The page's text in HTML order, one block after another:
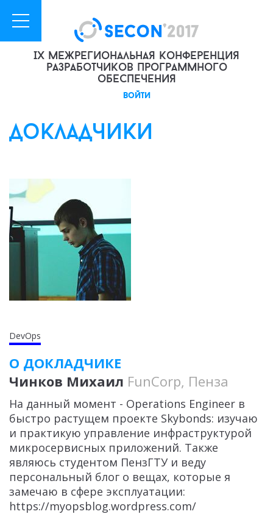
IX межрегиональная конференция
разработчиков программного
обеспечения
войти
докладчики
DevOps
О ДОКЛАДЧИКЕ
Чинков Михаил FunCorp, Пенза
На данный момент - Operations Engineer в
быстро растущем проекте Skybonds: изучаю
и практикую управление инфраструктурой
микросервисных приложений. Также
являюсь студентом ПензГТУ и веду
персональный блог о вещах, которые я
замечаю в сфере эксплуатации:
https://myopsblog.wordpress.com/